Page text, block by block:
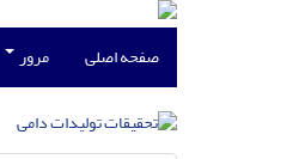
صفحه اصلی مرور